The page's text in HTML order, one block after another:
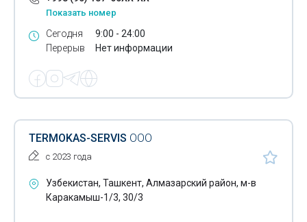
Ремонт посудомоечных машин
Ремонт мобильных телефонов
Ремонт стиральных машин
Ремонт строительно-дорожной техники
Ремонт трансформаторов
Ремонт холодильников
Показать номер
Сегодня
Перерыв
9:00 - 24:00
Нет информации
TERMOKAS-SERVIS ООО
с 2023 года
Узбекистан, Ташкент, Алмазарский район, м-в
Каракамыш-1/3, 30/3